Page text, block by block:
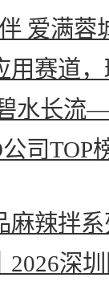
爱满
用赛道
水长流
司
麻辣拌
2026深